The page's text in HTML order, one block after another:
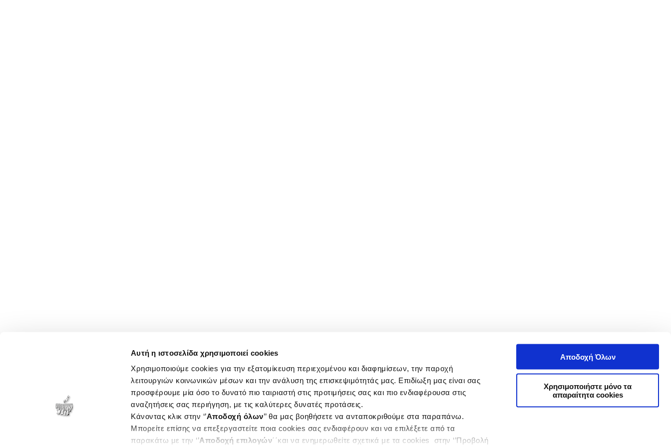
Αυτή η ιστοσελίδα χρησιμοποιεί cookies
Χρησιμοποιούμε cookies για την εξατομίκευση περιεχομένου και διαφημίσεων, την παροχή
λειτουργιών κοινωνικών μέσων και την ανάλυση της επισκεψιμότητάς μας. Επιδίωξη μας είναι σας
προσφέρουμε μία όσο το δυνατό πιο ταιριαστή στις προτιμήσεις σας και πιο ενδιαφέρουσα στις
αναζητήσεις σας περιήγηση, με τις καλύτερες δυνατές προτάσεις.
Κάνοντας κλικ στην ‘’Αποδοχή όλων’’ θα μας βοηθήσετε να ανταποκριθούμε στα παραπάνω.
Μπορείτε επίσης να επεξεργαστείτε ποια cookies σας ενδιαφέρουν και να επιλέξετε από τα
παρακάτω με την ‘’Αποδοχή επιλογών΄΄και να ενημερωθείτε σχετικά με τα cookies στην ‘’Προβολή
Αποδοχή Όλων
Χρησιμοποιήστε μόνο τα
απαραίτητα cookies